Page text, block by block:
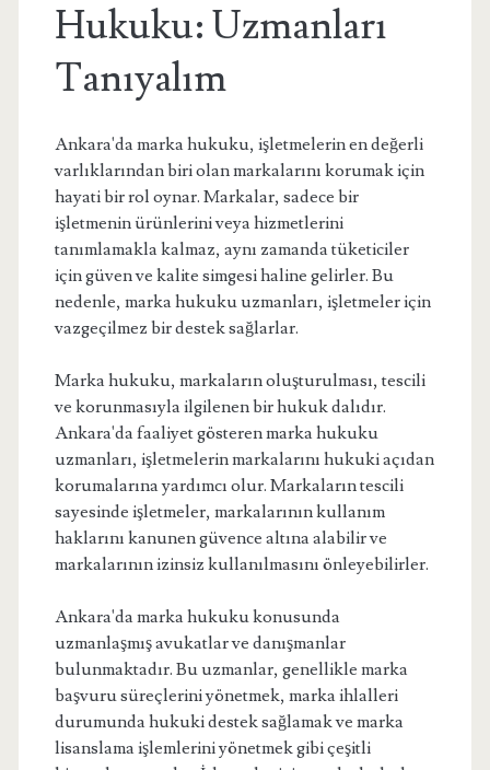
Hukuku: Uzmanları
Tanıyalım
Ankara'da marka hukuku, işletmelerin en değerli
varlıklarından biri olan markalarını korumak için
hayati bir rol oynar. Markalar, sadece bir
işletmenin ürünlerini veya hizmetlerini
tanımlamakla kalmaz, aynı zamanda tüketiciler
için güven ve kalite simgesi haline gelirler. Bu
nedenle, marka hukuku uzmanları, işletmeler için
vazgeçilmez bir destek sağlarlar.
Marka hukuku, markaların oluşturulması, tescili
ve korunmasıyla ilgilenen bir hukuk dalıdır.
Ankara'da faaliyet gösteren marka hukuku
uzmanları, işletmelerin markalarını hukuki açıdan
korumalarına yardımcı olur. Markaların tescili
sayesinde işletmeler, markalarının kullanım
haklarını kanunen güvence altına alabilir ve
markalarının izinsiz kullanılmasını önleyebilirler.
Ankara'da marka hukuku konusunda
uzmanlaşmış avukatlar ve danışmanlar
bulunmaktadır. Bu uzmanlar, genellikle marka
başvuru süreçlerini yönetmek, marka ihlalleri
durumunda hukuki destek sağlamak ve marka
lisanslama işlemlerini yönetmek gibi çeşitli